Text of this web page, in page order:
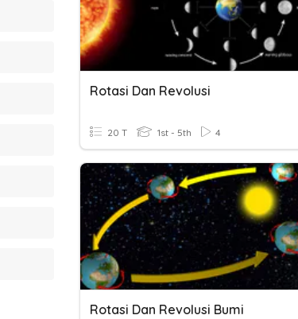
Rotasi Dan Revolusi
20 T 1st - 5th 4
Rotasi Dan Revolusi Bumi